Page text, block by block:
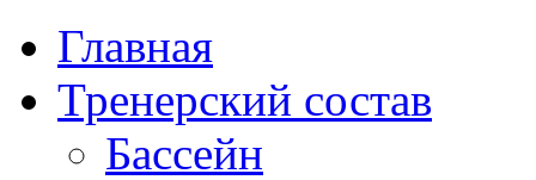
Главная
Тренерский состав
Бассейн